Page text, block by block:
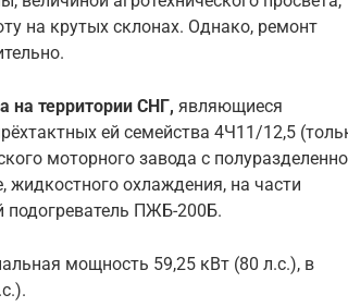
на крутых склонах. Однако, ремонт
на территории СНГ, являющиеся
ей семейства 4Ч11/12,5
моторного завода с
охлаждения, на части
подогреватель ПЖБ-200Б.
мощность 59,25 кВт (80 л.с.), в